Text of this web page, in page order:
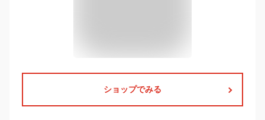
ショップでみる